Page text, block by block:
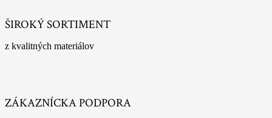
ŠIROKÝ SORTIMENT
z kvalitných materiálov
ZÁKAZNÍCKA PODPORA